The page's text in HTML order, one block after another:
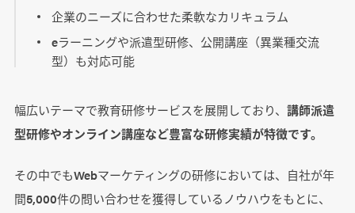
企業のニーズに合わせた柔軟なカリキュラム
eラーニングや派遣型研修、公開講座（異業種交流
型）も対応可能
幅広いテーマで教育研修サービスを展開しており、 講師派遣
型研修やオンライン講座など豊富な研修実績が特徴です。
その中でもWebマーケティングの研修においては、自社が年
間5,000件の問い合わせを獲得しているノウハウをもとに、